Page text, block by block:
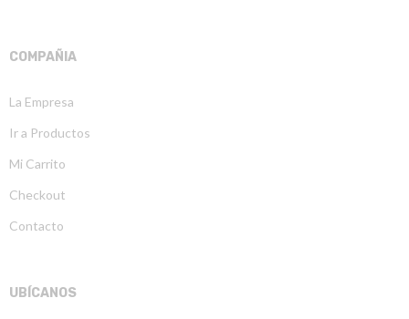
COMPAÑIA
La Empresa
Ir a Productos
Mi Carrito
Checkout
Contacto
UBÍCANOS